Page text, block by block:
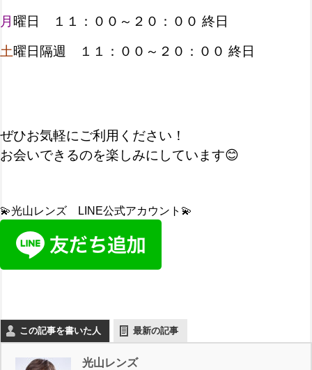
月 曜日 １１：００～２０：００ 終日
土曜日隔週 １１：００～２０：００ 終日
ぜひお気軽にご利用ください！
お会いできるのを楽しみにしています😊
💫光山レンズ LINE公式アカウント💫
この記事を書いた人 最新の記事
光山レンズ